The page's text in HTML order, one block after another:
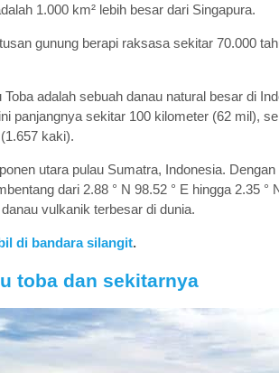
1.000 km² lebih besar dari Singapura.
gunung berapi raksasa sekitar 70.000
Toba adalah sebuah danau natural besar di
panjangnya sekitar 100 kilometer (62 mil),
kaki).
utara pulau Sumatra, Indonesia.
dari 2.88 ° N 98.52 ° E hingga 2.35 °
vulkanik terbesar di dunia.
di bandara silangit.
toba dan sekitarnya